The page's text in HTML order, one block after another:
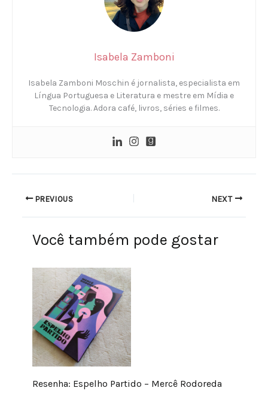
Isabela Zamboni
Isabela Zamboni Moschin é jornalista, especialista em
Língua Portuguesa e Literatura e mestre em Mídia e
Tecnologia. Adora café, livros, séries e filmes.
PREVIOUS NEXT
Você também pode gostar
Resenha: Espelho Partido – Mercê Rodoreda